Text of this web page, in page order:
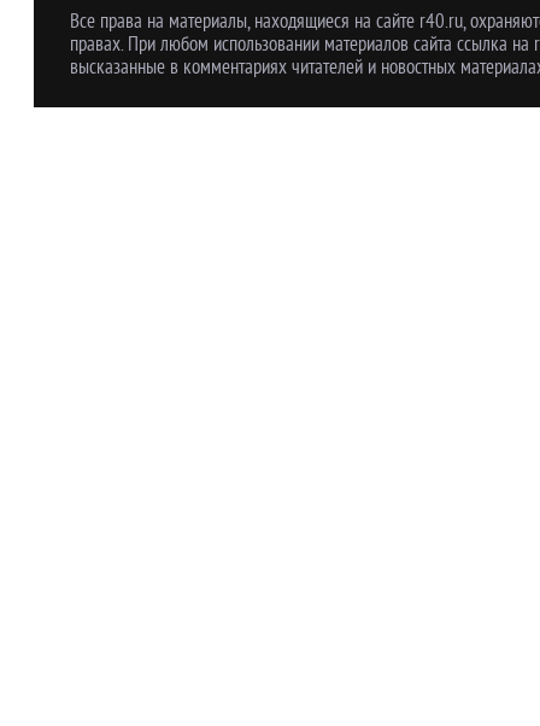
Все права на материалы, находящиеся на сайте r40.ru,
правах. При любом использовании материалов сайта ссылка
высказанные в комментариях читателей и новостных